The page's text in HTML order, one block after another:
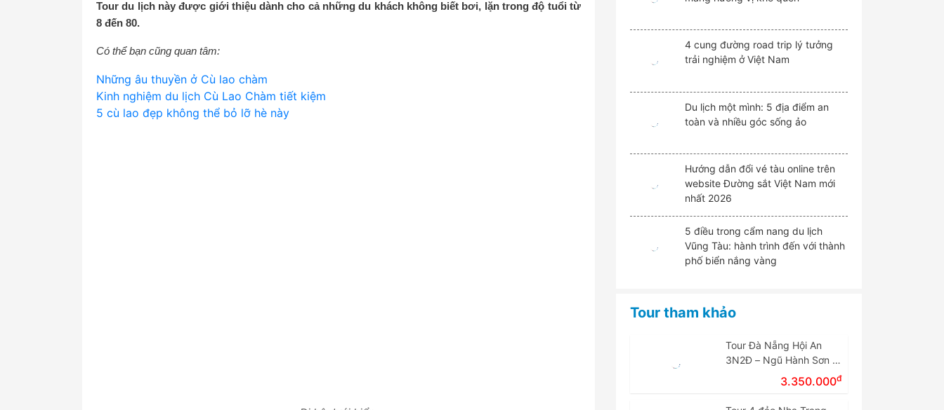
Tour du lịch này được giới thiệu dành cho cả những du khách không biết bơi, lặn trong độ tuổi từ
8 đến 80.
Có thể bạn cũng quan tâm:
Những âu thuyền ở Cù lao chàm
Kinh nghiệm du lịch Cù Lao Chàm tiết kiệm
5 cù lao đẹp không thể bỏ lỡ hè này
4 cung đường road trip lý tưởng
trải nghiệm ở Việt Nam
Du lịch một mình: 5 địa điểm an
toàn và nhiều góc sống ảo
Hướng dẫn đổi vé tàu online trên
website Đường sắt Việt Nam mới
nhất 2026
5 điều trong cẩm nang du lịch
Vũng Tàu: hành trình đến với thành
phố biển nắng vàng
Tour tham khảo
Tour Đà Nẵng Hội An
3N2Đ – Ngũ Hành Sơn –
Cù Lao Chàm – Bà Nà
3.350.000đ